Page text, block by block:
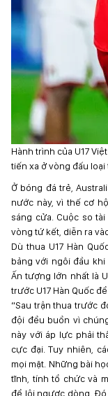
Hành trình của U17
tiến xa ở vòng đấu
Ở bóng đá trẻ,
nước này, vì thế cơ
sáng cửa. Cuộc so
vòng tứ kết, diễn ra
Dù thua U17 Hàn
bảng với ngôi đầu
Ấn tượng lớn nhất là
trước U17 Hàn Quốc
“Sau trận thua trước
đội đều buồn vì
này với áp lực phải
cực đại. Tuy nhiên,
mọi mặt. Những bài
tĩnh, tính tổ chức và
để lội ngược dòng. Đó